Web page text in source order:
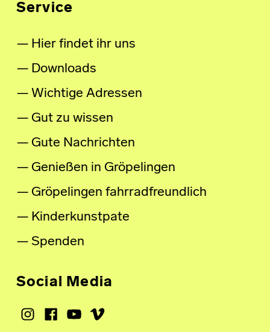
Service
Hier findet ihr uns
Downloads
Wichtige Adressen
Gut zu wissen
Gute Nachrichten
Genießen in Gröpelingen
Gröpelingen fahrradfreundlich
Kinderkunstpate
Spenden
Social Media
Instagram
Facebook
Youtube
Vimeo